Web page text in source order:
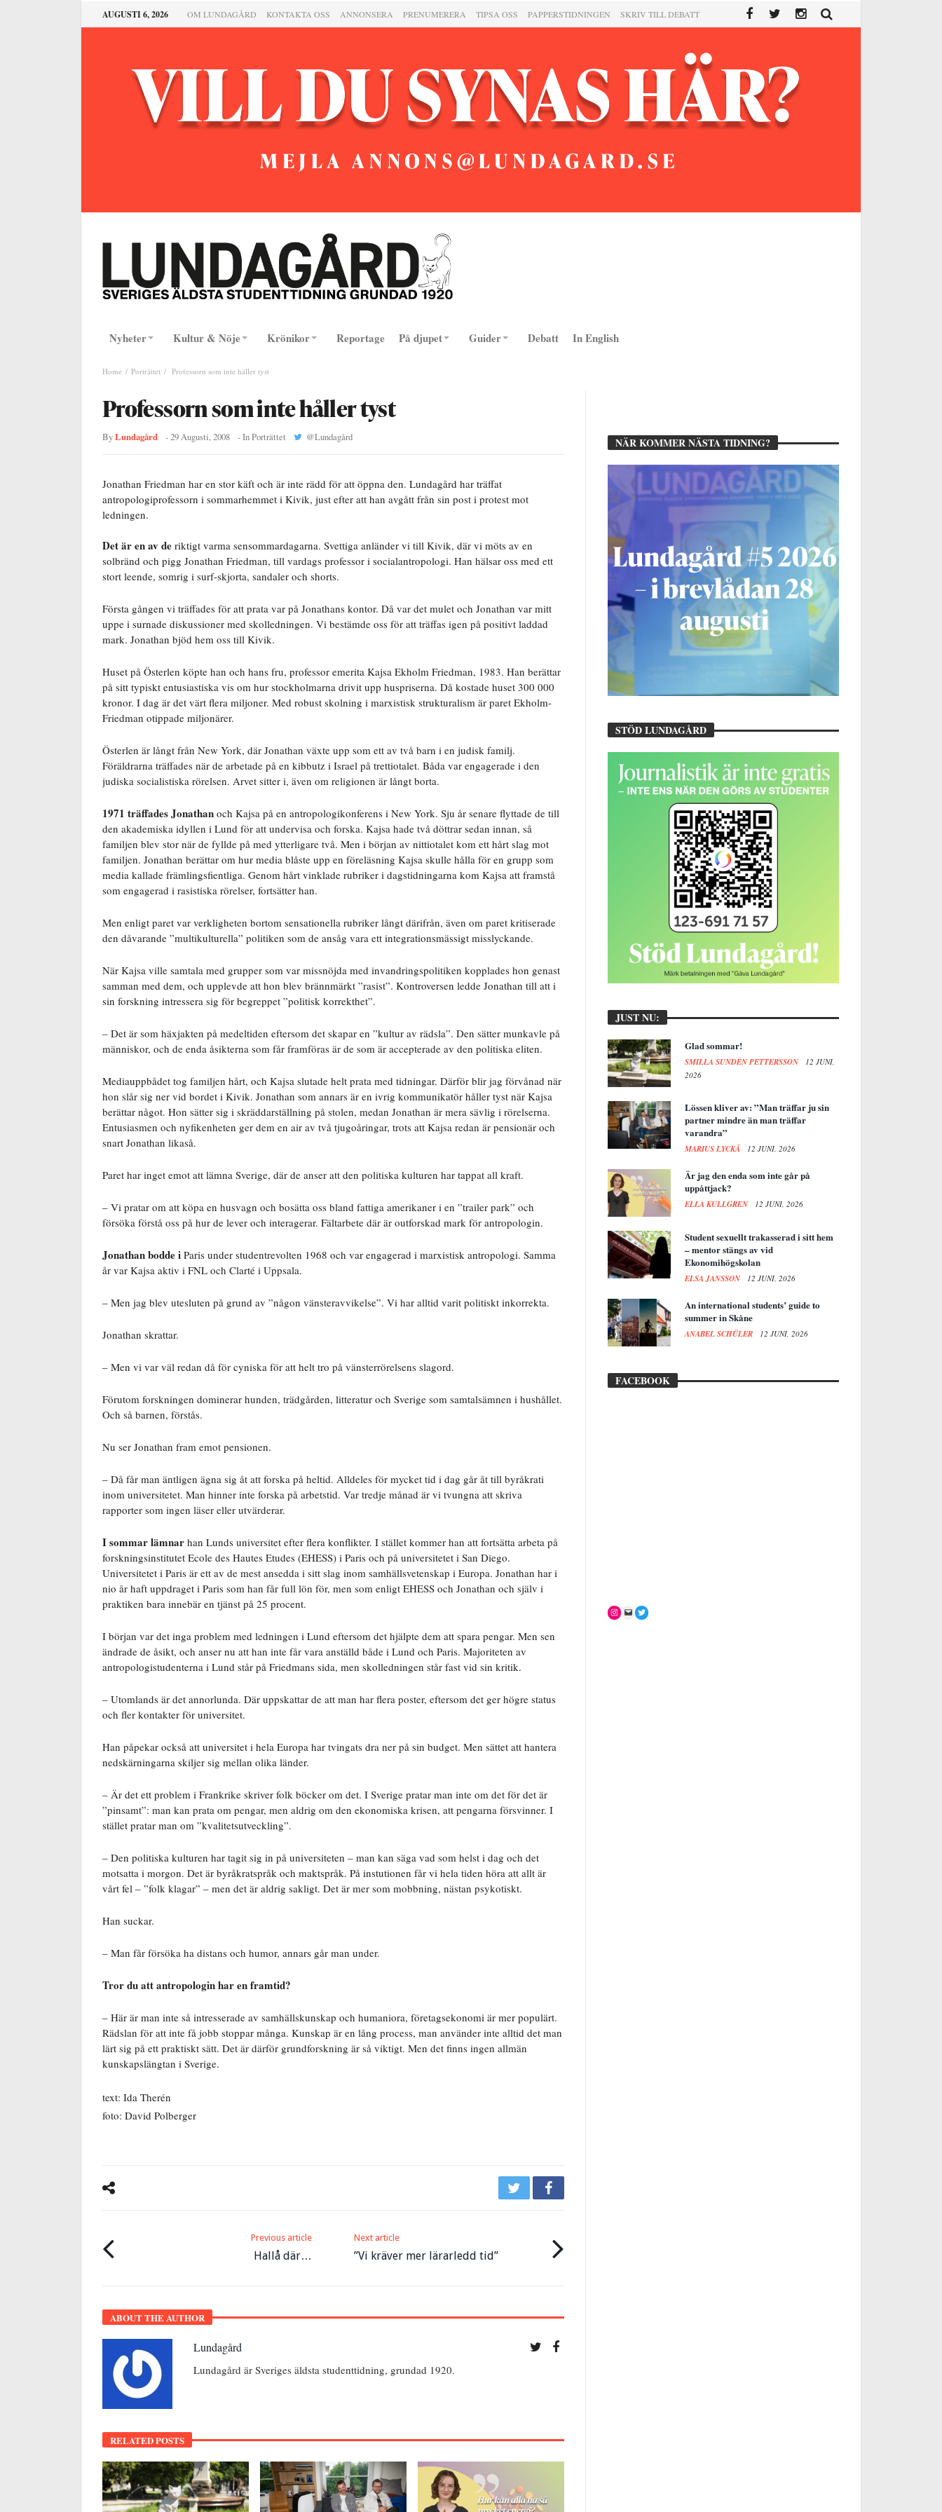
AUGUSTI 6, 2026 OM LUNDAGÅRD KONTAKTA OSS ANNONSERA PRENUMERERA TIPSA OSS PAPPERSTIDNINGEN SKRIV TILL DEBATT
Nyheter Kultur & Nöje Krönikor Reportage På djupet Guider Debatt In English
Home Porträttet Professorn som inte håller tyst
Professorn som inte håller tyst
ByLundagård -29 Augusti, 2008 - InPorträttet @Lundagård
Jonathan Friedman har en stor käft och är inte rädd för att öppna den. Lundagård har träffat
antropologiprofessorn i sommarhemmet i Kivik, just efter att han avgått från sin post i protest mot
ledningen.
Det är en av de riktigt varma sensommardagarna. Svettiga anländer vi till Kivik, där vi möts av en
solbränd och pigg Jonathan Friedman, till vardags professor i socialantropologi. Han hälsar oss med ett
stort leende, somrig i surf-skjorta, sandaler och shorts.
Första gången vi träffades för att prata var på Jonathans kontor. Då var det mulet och Jonathan var mitt
uppe i surnade diskussioner med skolledningen. Vi bestämde oss för att träffas igen på positivt laddad
mark. Jonathan bjöd hem oss till Kivik.
Huset på Österlen köpte han och hans fru, professor emerita Kajsa Ekholm Friedman, 1983. Han berättar
på sitt typiskt entusiastiska vis om hur stockholmarna drivit upp huspriserna. Då kostade huset 300 000
kronor. I dag är det värt flera miljoner. Med robust skolning i marxistisk strukturalism är paret Ekholm-
Friedman otippade miljonärer.
Österlen är långt från New York, där Jonathan växte upp som ett av två barn i en judisk familj.
Föräldrarna träffades när de arbetade på en kibbutz i Israel på trettiotalet. Båda var engagerade i den
judiska socialistiska rörelsen. Arvet sitter i, även om religionen är långt borta.
1971 träffades Jonathan och Kajsa på en antropologikonferens i New York. Sju år senare flyttade de till
den akademiska idyllen i Lund för att undervisa och forska. Kajsa hade två döttrar sedan innan, så
familjen blev stor när de fyllde på med ytterligare två. Men i början av nittiotalet kom ett hårt slag mot
familjen. Jonathan berättar om hur media blåste upp en föreläsning Kajsa skulle hålla för en grupp som
media kallade främlingsfientliga. Genom hårt vinklade rubriker i dagstidningarna kom Kajsa att framstå
som engagerad i rasistiska rörelser, fortsätter han.
Men enligt paret var verkligheten bortom sensationella rubriker långt därifrån, även om paret kritiserade
den dåvarande ”multikulturella” politiken som de ansåg vara ett integrationsmässigt misslyckande.
När Kajsa ville samtala med grupper som var missnöjda med invandringspolitiken kopplades hon genast
samman med dem, och upplevde att hon blev brännmärkt ”rasist”. Kontroversen ledde Jonathan till att i
sin forskning intressera sig för begreppet ”politisk korrekthet”.
– Det är som häxjakten på medeltiden eftersom det skapar en ”kultur av rädsla”. Den sätter munkavle på
människor, och de enda åsikterna som får framföras är de som är accepterade av den politiska eliten.
Mediauppbådet tog familjen hårt, och Kajsa slutade helt prata med tidningar. Därför blir jag förvånad när
hon slår sig ner vid bordet i Kivik. Jonathan som annars är en ivrig kommunikatör håller tyst när Kajsa
berättar något. Hon sätter sig i skräddarställning på stolen, medan Jonathan är mera sävlig i rörelserna.
Entusiasmen och nyfikenheten ger dem en air av två tjugoåringar, trots att Kajsa redan är pensionär och
snart Jonathan likaså.
Paret har inget emot att lämna Sverige, där de anser att den politiska kulturen har tappat all kraft.
– Vi pratar om att köpa en husvagn och bosätta oss bland fattiga amerikaner i en ”trailer park” och
försöka förstå oss på hur de lever och interagerar. Fältarbete där är outforskad mark för antropologin.
Jonathan bodde i Paris under studentrevolten 1968 och var engagerad i marxistisk antropologi. Samma
år var Kajsa aktiv i FNL och Clarté i Uppsala.
– Men jag blev utesluten på grund av ”någon vänsteravvikelse”. Vi har alltid varit politiskt inkorrekta.
Jonathan skrattar.
– Men vi var väl redan då för cyniska för att helt tro på vänsterrörelsens slagord.
Förutom forskningen dominerar hunden, trädgården, litteratur och Sverige som samtalsämnen i hushållet.
Och så barnen, förstås.
Nu ser Jonathan fram emot pensionen.
– Då får man äntligen ägna sig åt att forska på heltid. Alldeles för mycket tid i dag går åt till byråkrati
inom universitetet. Man hinner inte forska på arbetstid. Var tredje månad är vi tvungna att skriva
rapporter som ingen läser eller utvärderar.
I sommar lämnar han Lunds universitet efter flera konflikter. I stället kommer han att fortsätta arbeta på
forskningsinstitutet Ecole des Hautes Etudes (EHESS) i Paris och på universitetet i San Diego.
Universitetet i Paris är ett av de mest ansedda i sitt slag inom samhällsvetenskap i Europa. Jonathan har i
nio år haft uppdraget i Paris som han får full lön för, men som enligt EHESS och Jonathan och själv i
praktiken bara innebär en tjänst på 25 procent.
I början var det inga problem med ledningen i Lund eftersom det hjälpte dem att spara pengar. Men sen
ändrade de åsikt, och anser nu att han inte får vara anställd både i Lund och Paris. Majoriteten av
antropologistudenterna i Lund står på Friedmans sida, men skolledningen står fast vid sin kritik.
– Utomlands är det annorlunda. Där uppskattar de att man har flera poster, eftersom det ger högre status
och fler kontakter för universitet.
Han påpekar också att universitet i hela Europa har tvingats dra ner på sin budget. Men sättet att hantera
nedskärningarna skiljer sig mellan olika länder.
– Är det ett problem i Frankrike skriver folk böcker om det. I Sverige pratar man inte om det för det är
”pinsamt”: man kan prata om pengar, men aldrig om den ekonomiska krisen, att pengarna försvinner. I
stället pratar man om ”kvalitetsutveckling”.
– Den politiska kulturen har tagit sig in på universiteten – man kan säga vad som helst i dag och det
motsatta i morgon. Det är byråkratspråk och maktspråk. På instutionen får vi hela tiden höra att allt är
vårt fel – ”folk klagar” – men det är aldrig sakligt. Det är mer som mobbning, nästan psykotiskt.
Han suckar.
– Man får försöka ha distans och humor, annars går man under.
Tror du att antropologin har en framtid?
– Här är man inte så intresserade av samhällskunskap och humaniora, företagsekonomi är mer populärt.
Rädslan för att inte få jobb stoppar många. Kunskap är en lång process, man använder inte alltid det man
lärt sig på ett praktiskt sätt. Det är därför grundforskning är så viktigt. Men det finns ingen allmän
kunskapslängtan i Sverige.
text: Ida Therén
foto: David Polberger
Previous article
Hallå där…
Next article
”Vi kräver mer lärarledd tid”
ABOUT THE AUTHOR
Lundagård
Lundagård är Sveriges äldsta studenttidning, grundad 1920.
RELATED POSTS
NÄR KOMMER NÄSTA TIDNING?
STÖD LUNDAGÅRD
JUST NU:
Glad sommar!
SMILLA SUNDÉN PETTERSSON
12 JUNI,
2026
Lössen kliver av: ”Man träffar ju sin
partner mindre än man träffar
varandra”
MARIUS LYCKÅ 12 JUNI, 2026
Är jag den enda som inte går på
uppåttjack?
ELLA KULLGREN 12 JUNI, 2026
Student sexuellt trakasserad i sitt hem
– mentor stängs av vid
Ekonomihögskolan
ELSA JANSSON 12 JUNI, 2026
An international students’ guide to
summer in Skåne
ANABEL SCHÜLER 12 JUNI, 2026
FACEBOOK